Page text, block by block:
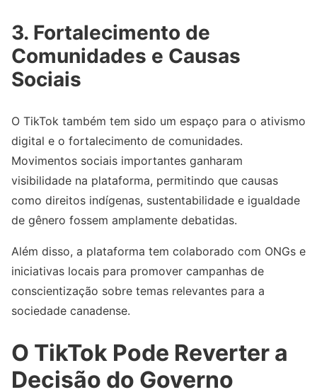
3. Fortalecimento de
Comunidades e Causas
Sociais
O TikTok também tem sido um espaço para o ativismo
digital e o fortalecimento de comunidades.
Movimentos sociais importantes ganharam
visibilidade na plataforma, permitindo que causas
como direitos indígenas, sustentabilidade e igualdade
de gênero fossem amplamente debatidas.
Além disso, a plataforma tem colaborado com ONGs e
iniciativas locais para promover campanhas de
conscientização sobre temas relevantes para a
sociedade canadense.
O TikTok Pode Reverter a
Decisão do Governo